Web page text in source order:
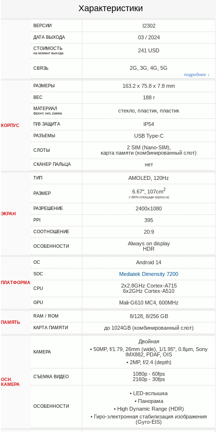
Характеристики
ВЕРСИИ I2302
ДАТА ВЫХОДА 03 / 2024
СТОИМОСТЬ
на момент выхода 241 USD
СВЯЗЬ 2G, 3G, 4G, 5G
подробнее ↓
КОРПУС
РАЗМЕРЫ 163.2 x 75.8 x 7.8 mm
ВЕС 188 г
МАТЕРИАЛ
фронт, низ, рамка стекло, пластик, пластик
П/В ЗАЩИТА IP54
РАЗЪЕМЫ USB Type-C
СЛОТЫ
2 SIM (Nano-SIM),
карта памяти (комбинированный слот)
СКАНЕР ПАЛЬЦА нет
ЭКРАН
ТИП AMOLED, 120Hz
РАЗМЕР 6.67", 107cm2
(~86% площади корпуса)
РАЗРЕШЕНИЕ 2400x1080
PPI 395
СООТНОШЕНИЕ 20:9
ОСОБЕННОСТИ
Always on display
HDR
ПЛАТФОРМА
ОС Android 14
SOC Mediatek Dimensity 7200
CPU
2x2.8GHz Cortex-A715
6x2GHz Cortex-A510
GPU Mali-G610 MC4, 600MHz
ПАМЯТЬ
RAM / ROM 8/128, 8/256 GB
КАРТА ПАМЯТИ до 1024GB (комбинированный слот)
ОСН.
КАМЕРА
КАМЕРА
Двойная
• 50MP, f/1.79, 26mm (wide), 1/1.95", 0.8µm, Sony
IMX882, PDAF, OIS
• 2MP, f/2.4 (depth)
СЪЕМКА ВИДЕО
1080p - 60fps
2160p - 30fps
ОСОБЕННОСТИ
• LED-вспышка
• Панорама
• High Dynamic Range (HDR)
• Гиро-электронная стабилизация изображения
(Gyro-EIS)